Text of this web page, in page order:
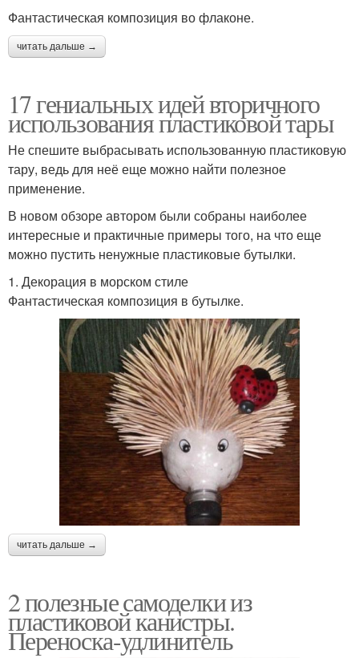
Фантастическая композиция во флаконе.
читать дальше →
17 гениальных идей вторичного
использования пластиковой тары
Не спешите выбрасывать использованную пластиковую
тару, ведь для неё еще можно найти полезное
применение.
В новом обзоре автором были собраны наиболее
интересные и практичные примеры того, на что еще
можно пустить ненужные пластиковые бутылки.
1. Декорация в морском стиле
Фантастическая композиция в бутылке.
читать дальше →
2 полезные самоделки из
пластиковой канистры.
Переноска-удлинитель